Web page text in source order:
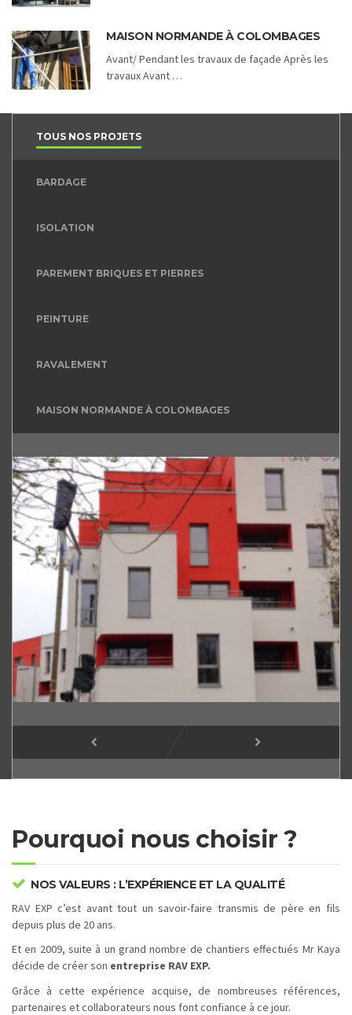
MAISON NORMANDE À COLOMBAGES
Avant/ Pendant les travaux de façade Après les
travaux Avant …
TOUS NOS PROJETS
BARDAGE
ISOLATION
PAREMENT BRIQUES ET PIERRES
PEINTURE
RAVALEMENT
MAISON NORMANDE À COLOMBAGES
Pourquoi nous choisir ?
NOS VALEURS : L’EXPÉRIENCE ET LA QUALITÉ
RAV EXP c’est avant tout un savoir-faire transmis de père en fils
depuis plus de 20 ans.
Et en 2009, suite à un grand nombre de chantiers effectués Mr Kaya
décide de créer son entreprise RAV EXP.
Grâce à cette expérience acquise, de nombreuses références,
partenaires et collaborateurs nous font confiance à ce jour.